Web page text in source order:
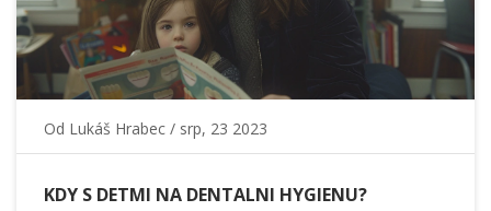
Od Lukáš Hrabec / srp, 23 2023
KDY S DETMI NA DENTALNI HYGIENU?